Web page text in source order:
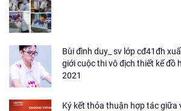
Bùi đình duy_ sv lớp cđ41đh
giới cuộc thi vô địch thiết kế đồ
2021
Ký kết thỏa thuận hợp tác giữa